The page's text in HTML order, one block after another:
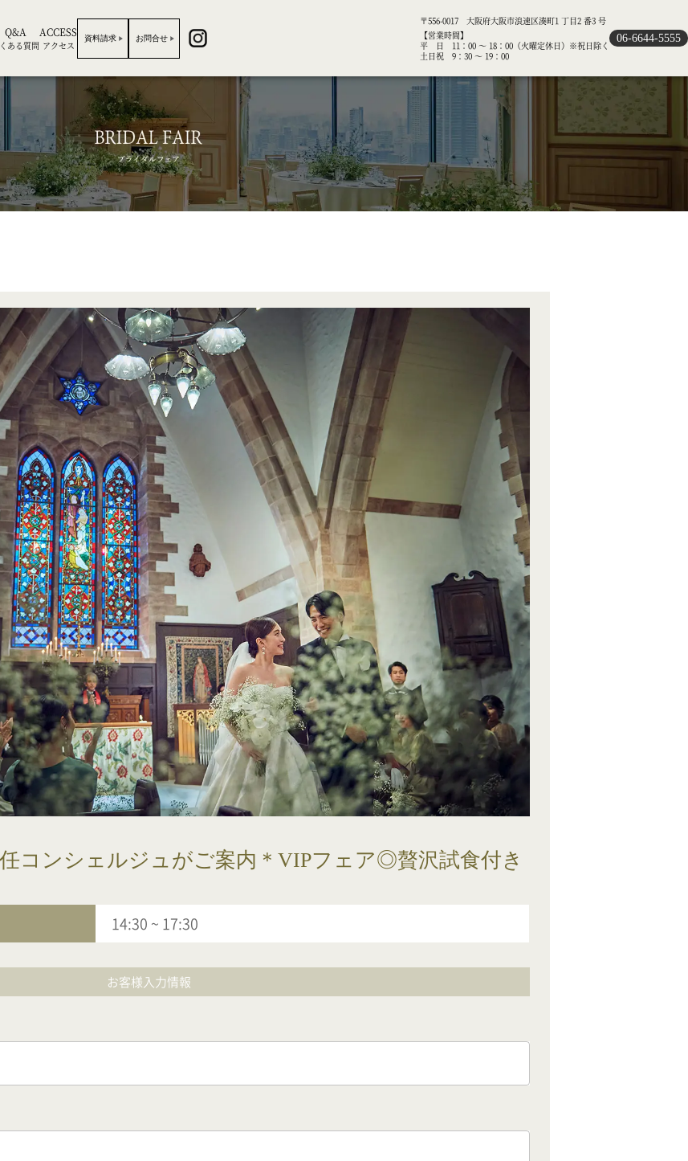
Q&A
ある質問
ACCESS
アクセス
資料請求 お問合せ
〒556-0017 大阪府大阪市浪速区湊町1 丁目2 番3 号
【営業時間】
平 日 11：00 ～ 18：00（火曜定休日）※祝日除く
土日祝 9：30 ～ 19：00
06-6644-5555
任コンシェルジュがご案内＊VIPフェア◎贅沢試食付き
14:30 ~ 17:30
お客様入力情報